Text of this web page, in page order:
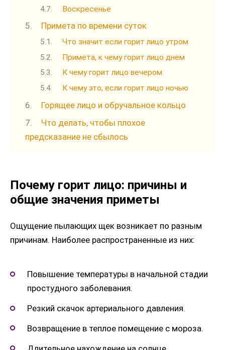
Воскресенье
Примета по времени суток
Что значит если горит лицо утром
Примета, к чему горит лицо днем
К чему горит лицо вечером
К чему это, если горит лицо ночью
Горящее лицо и обручальное кольцо
Что делать, чтобы плохое
предсказание не сбылось
Почему горит лицо: причины и
общие значения приметы
Ощущение пылающих щек возникает по разным
причинам. Наиболее распространенные из них:
Повышение температуры в начальной стадии
простудного заболевания.
Резкий скачок артериального давления.
Возвращение в теплое помещение с мороза.